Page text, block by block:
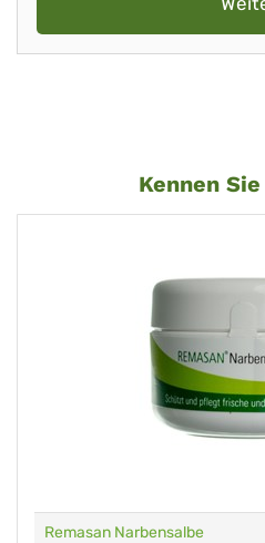
Kennen
Remasan Narbensalbe